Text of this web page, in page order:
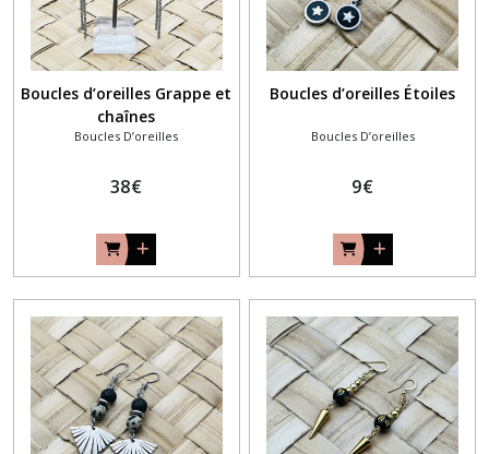
Boucles d’oreilles Grappe et
chaînes
Boucles D’oreilles
38€
Boucles d’oreilles Étoiles
Boucles D’oreilles
9€